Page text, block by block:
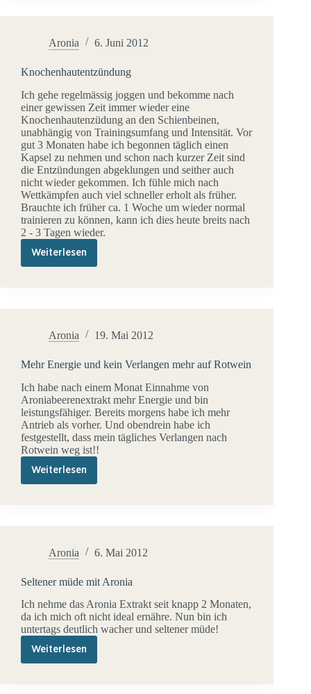
Aronia 6. Juni 2012
Knochenhautentzündung
Ich gehe regelmässig joggen und bekomme nach
einer gewissen Zeit immer wieder eine
Knochenhautenzüdung an den Schienbeinen,
unabhängig von Trainingsumfang und Intensität. Vor
gut 3 Monaten habe ich begonnen täglich einen
Kapsel zu nehmen und schon nach kurzer Zeit sind
die Entzündungen abgeklungen und seither auch
nicht wieder gekommen. Ich fühle mich nach
Wettkämpfen auch viel schneller erholt als früher.
Brauchte ich früher ca. 1 Woche um wieder normal
trainieren zu können, kann ich dies heute breits nach
2 - 3 Tagen wieder.
WeiterlesenKnochenhautentzündung
Aronia 19. Mai 2012
Mehr Energie und kein Verlangen mehr auf Rotwein
Ich habe nach einem Monat Einnahme von
Aroniabeerenextrakt mehr Energie und bin
leistungsfähiger. Bereits morgens habe ich mehr
Antrieb als vorher. Und obendrein habe ich
festgestellt, dass mein tägliches Verlangen nach
Rotwein weg ist!!
Weiterlesen
Mehr
Energie
auf
Rotwein
Aronia 6. Mai 2012
Seltener müde mit Aronia
Ich nehme das Aronia Extrakt seit knapp 2 Monaten,
da ich mich oft nicht ideal ernähre. Nun bin ich
untertags deutlich wacher und seltener müde!
Weiterlesen
Seltener